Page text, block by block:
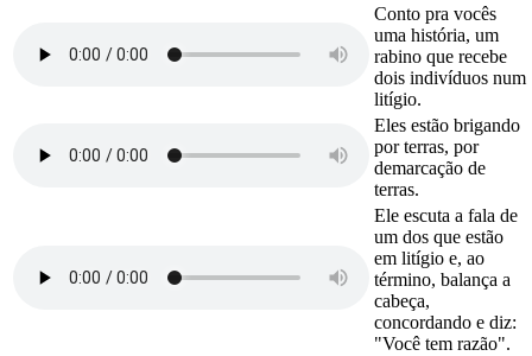
Conto pra vocês
uma história, um
rabino que recebe
dois indivíduos num
litígio.
Eles estão brigando
por terras, por
demarcação de
terras.
Ele escuta a fala de
um dos que estão
em litígio e, ao
término, balança a
cabeça,
concordando e diz:
"Você tem razão".